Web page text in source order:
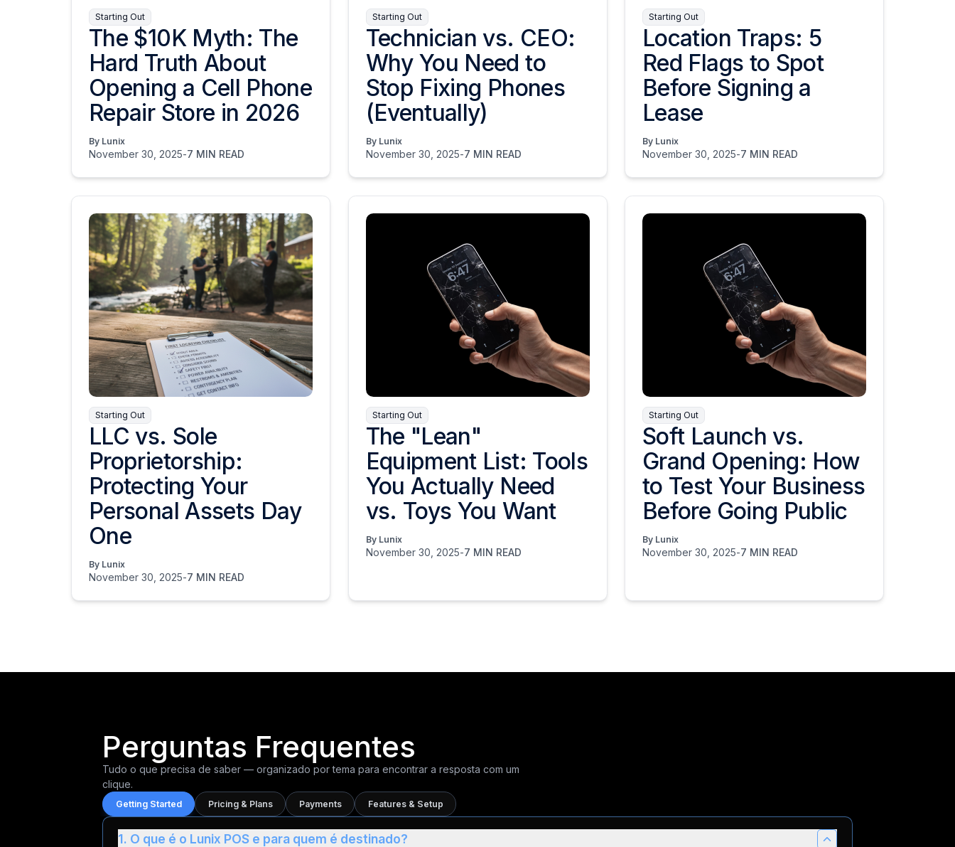
Starting Out
The $10K Myth: The
Hard Truth About
Opening a Cell Phone
Repair Store in 2026
By Lunix
November 30, 2025-7 MIN READ
Starting Out
Technician vs. CEO:
Why You Need to
Stop Fixing Phones
(Eventually)
By Lunix
November 30, 2025-7 MIN READ
Starting Out
Location Traps: 5
Red Flags to Spot
Before Signing a
Lease
By Lunix
November 30, 2025-7 MIN READ
Starting Out
LLC vs. Sole
Proprietorship:
Protecting Your
Personal Assets Day
One
By Lunix
November 30, 2025-7 MIN READ
Starting Out
The "Lean"
Equipment List: Tools
You Actually Need
vs. Toys You Want
By Lunix
November 30, 2025-7 MIN READ
Starting Out
Soft Launch vs.
Grand Opening: How
to Test Your Business
Before Going Public
By Lunix
November 30, 2025-7 MIN READ
Perguntas Frequentes
Tudo o que precisa de saber — organizado por tema para encontrar a resposta com um
clique.
Getting Started Pricing & Plans Payments Features & Setup
1. O que é o Lunix POS e para quem é destinado?